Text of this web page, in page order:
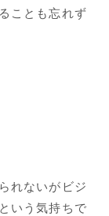
ことも忘れず
れないがビジ
いう気持ちで